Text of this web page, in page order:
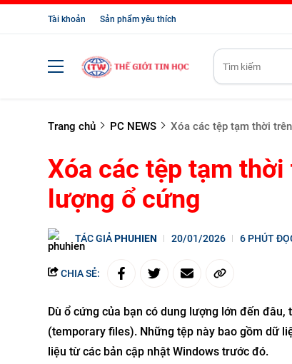
Tài khoản Sản phẩm yêu thích
Trang chủ PC NEWS Xóa các tệp tạm thời
Xóa các tệp tạm
lượng ổ cứng
TÁC GIẢPHUHIEN 20/01/2026 6 PHÚT
CHIA SẺ:
Dù ổ cứng của bạn có dung lượng lớn đến
(temporary files). Những tệp này bao gồm dữ
liệu từ các bản cập nhật Windows trước đó.